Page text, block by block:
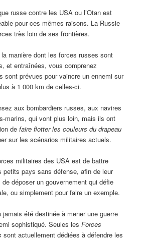
russe contre les USA ou l’Otan est
pour ces mêmes raisons. La Russie
très loin de ses frontières.
manière dont les forces russes sont
et entraînées, vous comprenez
sont prévues pour vaincre un ennemi sur
à 1 000 km de celles-ci.
aux bombardiers russes, aux navires
marins, qui vont plus loin, mais ils ont
defaire flotter les couleurs du drapeau
sur les scénarios militaires actuels.
militaires des USA est de battre
petits pays sans défense, afin de leur
déposer un gouvernement qui défie
ou simplement pour faire un exemple.
jamais été destinée à mener une guerre
sophistiqué. Seules lesForces
sont actuellement dédiées à défendre les